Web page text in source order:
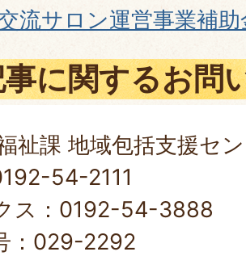
流サロン運営事業補助
に関するお問
祉課 地域包括支援セ
54-2111
ス：0192-54-3888
：029-2292